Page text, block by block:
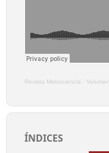
Revista Metrociencia ·
ÍNDICES